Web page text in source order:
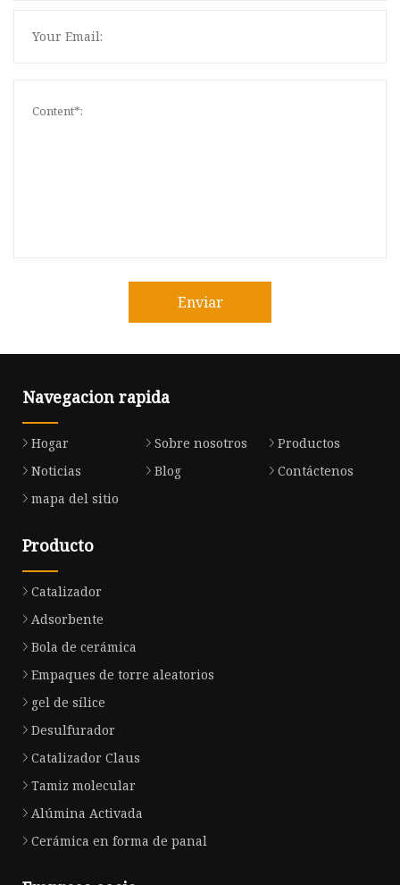
Enviar
Navegacion rapida
Hogar Sobre nosotros
Productos
Noticias
Blog
Contáctenos
mapa del sitio
Producto
Catalizador
Adsorbente
Bola de cerámica
Empaques de torre aleatorios
gel de sílice
Desulfurador
Catalizador Claus
Tamiz molecular
Alúmina Activada
Cerámica en forma de panal